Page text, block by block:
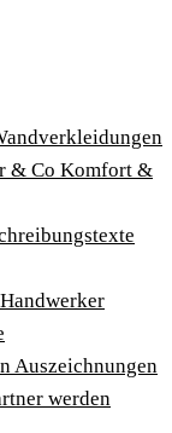
& Co Komfort &
Handwerker
Auszeichnungen
werden